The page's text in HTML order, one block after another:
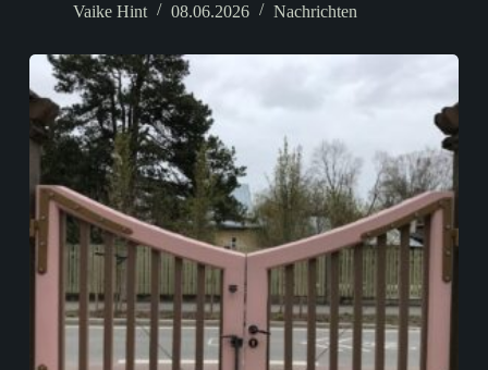
Vaike Hint
08.06.2026 Nachrichten